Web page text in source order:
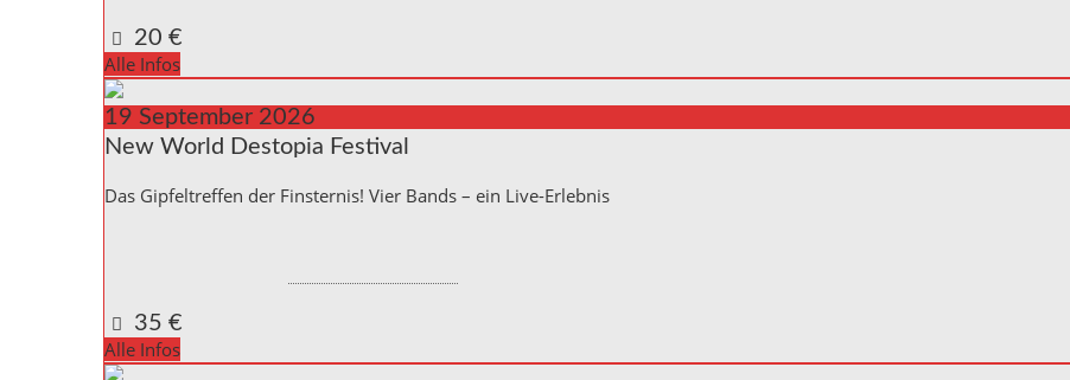
20 €
Alle Infos
19 September 2026
New World Destopia Festival
Das Gipfeltreffen der Finsternis! Vier Bands – ein Live-Erlebnis
35 €
Alle Infos